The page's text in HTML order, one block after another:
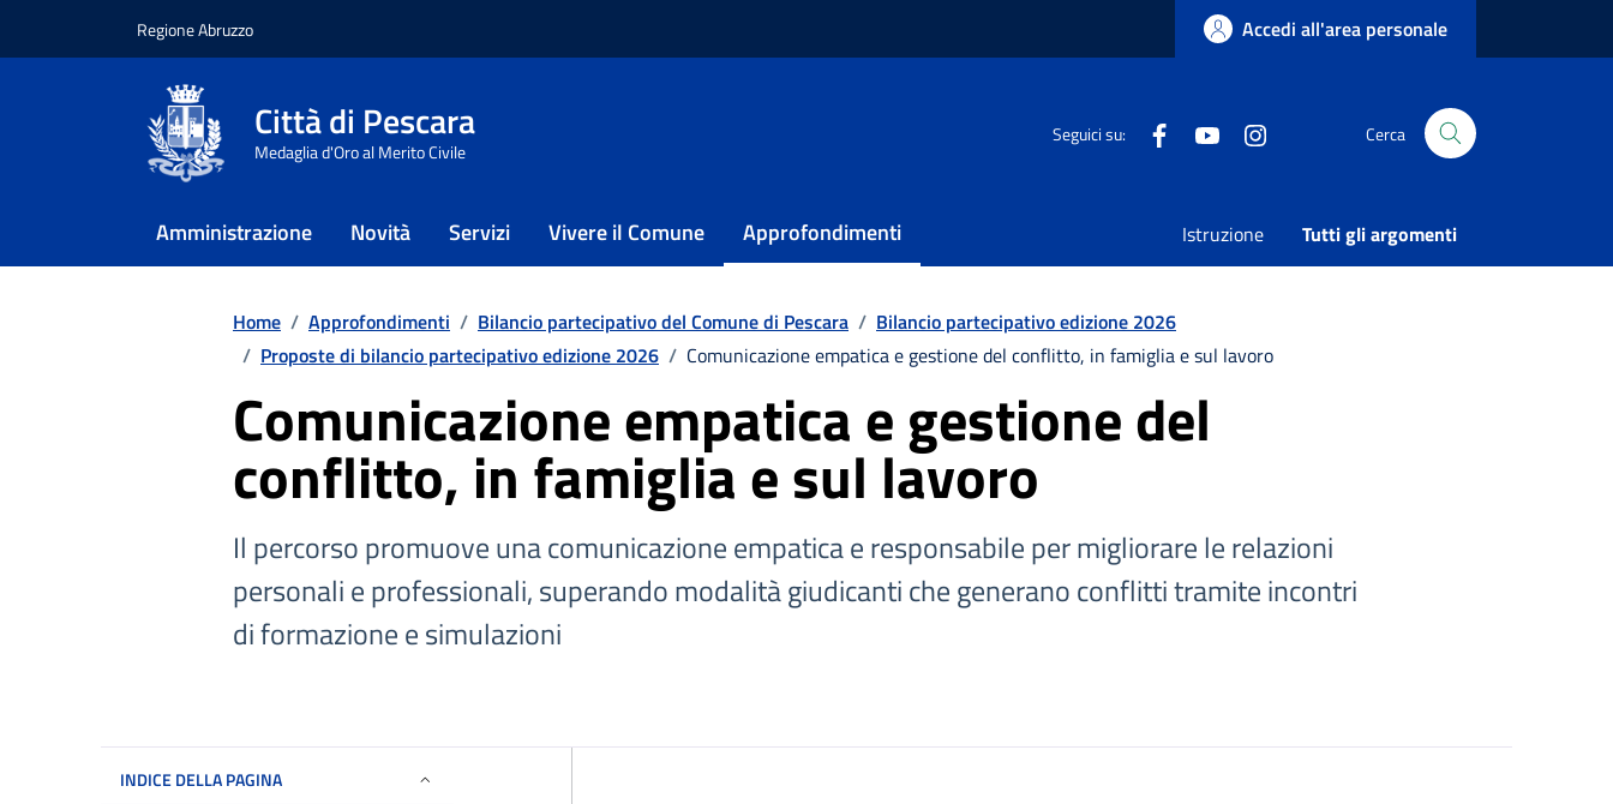
Regione Abruzzo Accedi all'area personale
Città di Pescara
Medaglia d'Oro al Merito Civile
Seguici su: FacebookYoutube Cerca
Amministrazione Novità Servizi Vivere il Comune Approfondimenti Istruzione Tutti gli argomenti
Home / Approfondimenti / Bilancio partecipativo del Comune di Pescara / Bilancio partecipativo edizione 2026
/ Proposte di bilancio partecipativo edizione 2026 / Comunicazione empatica e gestione del conflitto, in famiglia e sul lavoro
Comunicazione empatica e gestione del
conflitto, in famiglia e sul lavoro
Il percorso promuove una comunicazione empatica e responsabile per migliorare le relazioni
personali e professionali, superando modalità giudicanti che generano conflitti tramite incontri
di formazione e simulazioni
INDICE DELLA PAGINA